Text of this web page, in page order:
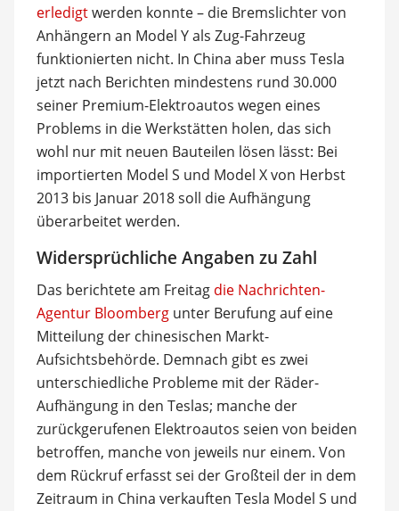
erledigtwerden konnte – die Bremslichter von
Anhängern an Model Y als Zug-Fahrzeug
funktionierten nicht. In China aber muss Tesla
jetzt nach Berichten mindestens rund 30.000
seiner Premium-Elektroautos wegen eines
Problems in die Werkstätten holen, das sich
wohl nur mit neuen Bauteilen lösen lässt: Bei
importierten Model S und Model X von Herbst
2013 bis Januar 2018 soll die Aufhängung
überarbeitet werden.
Widersprüchliche Angaben zu Zahl
Das berichtete am Freitag die Nachrichten-
Agentur Bloombergunter Berufung auf eine
Mitteilung der chinesischen Markt-
Aufsichtsbehörde. Demnach gibt es zwei
unterschiedliche Probleme mit der Räder-
Aufhängung in den Teslas; manche der
zurückgerufenen Elektroautos seien von beiden
betroffen, manche von jeweils nur einem. Von
dem Rückruf erfasst sei der Großteil der in dem
Zeitraum in China verkauften Tesla Model S und